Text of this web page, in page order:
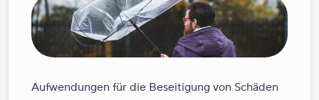
Aufwendungen für die Beseitigung von Schäden